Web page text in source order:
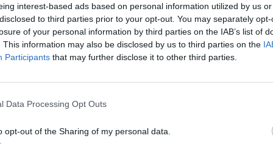
interest-based ads based on personal information utilized by us
to third parties prior to your opt-out. You may separately
of your personal information by third parties on the IAB’s list of
This information may also be disclosed by us to third parties on the
Participants that may further disclose it to other third parties.
Data Processing Opt Outs
opt-out of the Sharing of my personal data.
από την οικογένειά μου να κάνω
Είμαι σίγουρη ότι κι αυτή έχει νιώσει την ίδια
αν και καλοπροαίρετες, δεν παύουν από
Όπως το αντιλαμβάνομαι εγώ, τα παιδιά είναι
γυναίκες κάτι σαν ιεροτελεστία (όχι από